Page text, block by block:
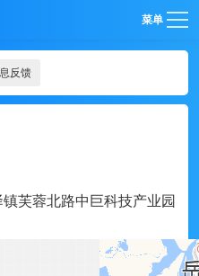
菜单
反馈
芙蓉北路中巨科技产业园